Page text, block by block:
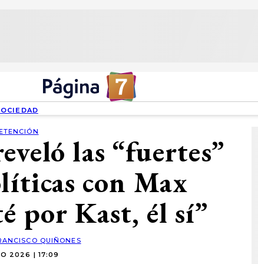
las “fuertes”
con Max
por Kast, él sí”
QUIÑONES
2026 | 17:09